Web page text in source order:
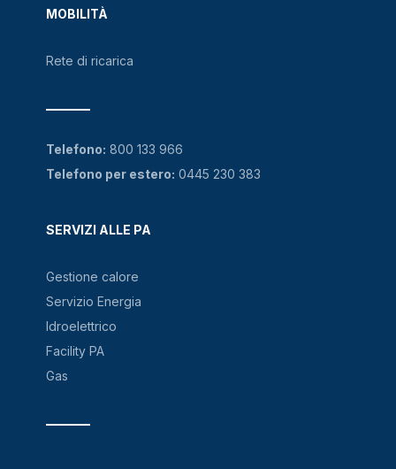
MOBILITÀ
Rete di ricarica
SERVIZI ALLE PA
Gestione calore
Servizio Energia
Idroelettrico
Facility PA
Gas
Telefono: 800 133 966
Telefono per estero: 0445 230 383